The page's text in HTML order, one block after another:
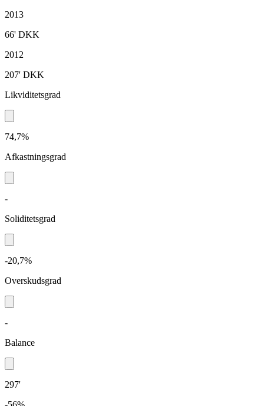
2013
66' DKK
2012
207' DKK
Likviditetsgrad
74,7%
Afkastningsgrad
-
Soliditetsgrad
-20,7%
Overskudsgrad
-
Balance
297'